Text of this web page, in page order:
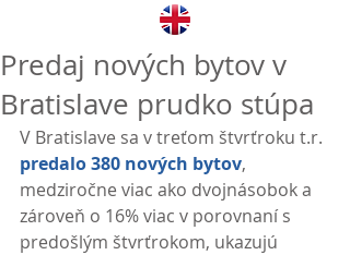
Predaj nových bytov v
Bratislave prudko stúpa
V Bratislave sa v treťom štvrťroku t.r.
predalo 380 nových bytov,
medziročne viac ako dvojnásobok a
zároveň o 16% viac v porovnaní s
predošlým štvrťrokom, ukazujú